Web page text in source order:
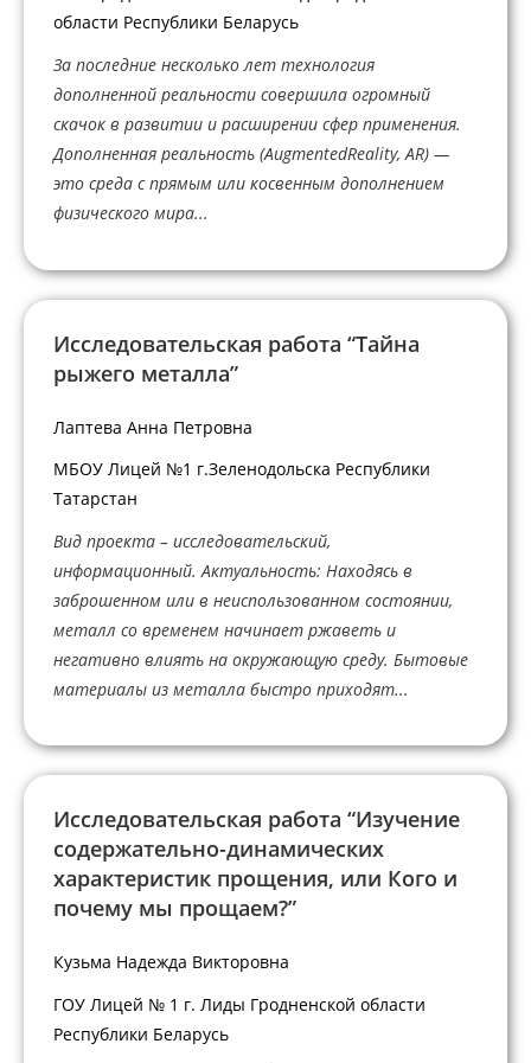
области Республики Беларусь
За последние несколько лет технология
дополненной реальности совершила огромный
скачок в развитии и расширении сфер применения.
Дополненная реальность (AugmentedReality, AR) —
это среда с прямым или косвенным дополнением
физического мира...
Исследовательская работа “Тайна
рыжего металла”
Лаптева Анна Петровна
МБОУ Лицей №1 г.Зеленодольска Республики
Татарстан
Вид проекта – исследовательский,
информационный. Актуальность: Находясь в
заброшенном или в неиспользованном состоянии,
металл со временем начинает ржаветь и
негативно влиять на окружающую среду. Бытовые
материалы из металла быстро приходят...
Исследовательская работа “Изучение
содержательно-динамических
характеристик прощения, или Кого и
почему мы прощаем?”
Кузьма Надежда Викторовна
ГОУ Лицей № 1 г. Лиды Гродненской области
Республики Беларусь